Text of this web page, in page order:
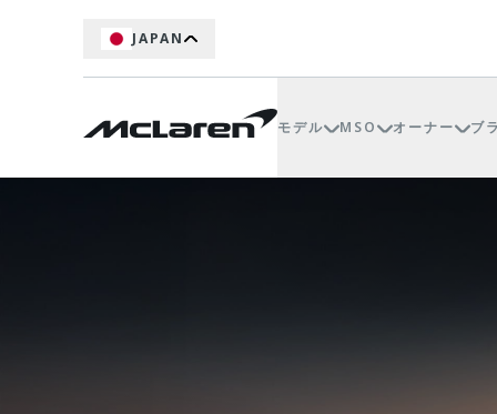
JAPAN
モデル MSO オーナー ブ